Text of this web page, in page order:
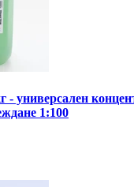
универсален
1:100